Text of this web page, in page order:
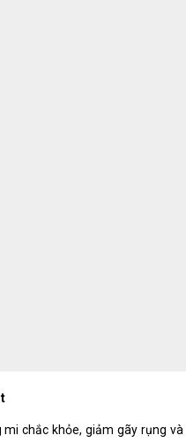
chắc khỏe, giảm gãy rụng